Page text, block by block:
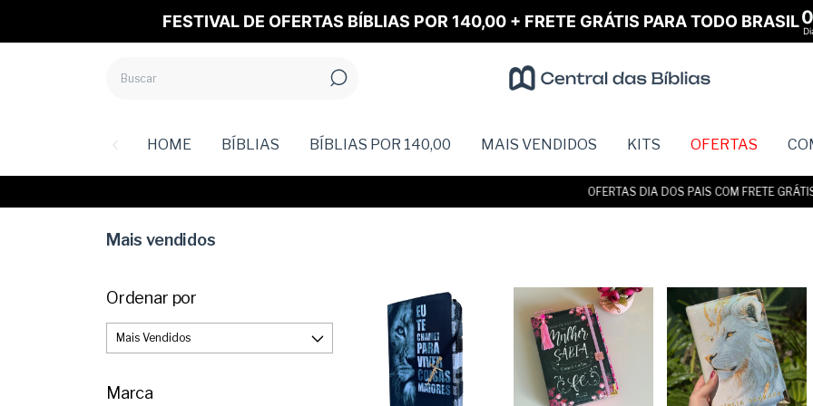
OFERTAS DIA DOS PAIS COM FRETE GRÁTIS •
FESTIVAL DE OFERTAS BÍBLIAS POR 140,00 + FRETE GRÁTIS PARA TODO BRASIL
HOME BÍBLIAS BÍBLIAS POR 140,00 MAIS VENDIDOS KITS OFERTAS
Mais vendidos
Ordenar por
Marca